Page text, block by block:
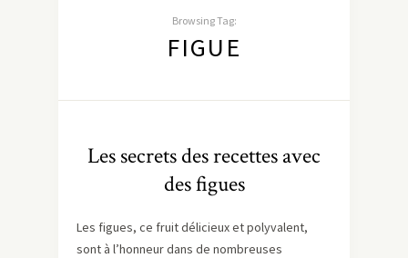
Browsing Tag:
FIGUE
Les secrets des recettes avec
des figues
Les figues, ce fruit délicieux et polyvalent,
sont à l’honneur dans de nombreuses